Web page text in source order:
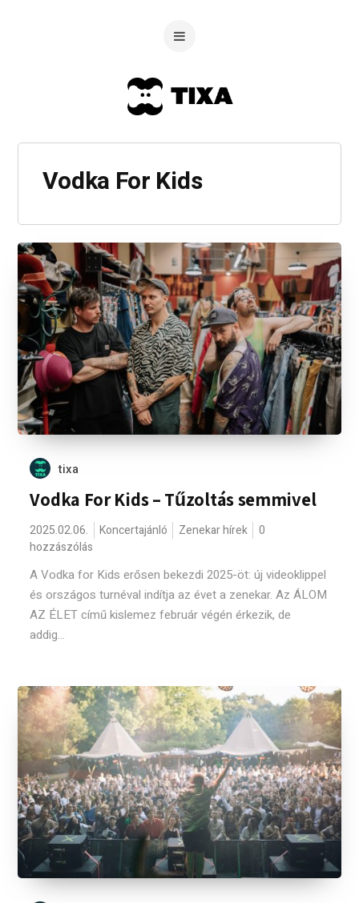
Vodka For Kids
tixa
Vodka For Kids – Tűzoltás semmivel
2025.02.06. Koncertajánló Zenekar hírek
0
hozzászólás
A Vodka for Kids erősen bekezdi 2025-öt: új videoklippel
és országos turnéval indítja az évet a zenekar. Az ÁLOM
AZ ÉLET című kislemez február végén érkezik, de
addig...